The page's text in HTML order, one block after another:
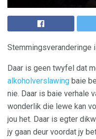
Stemmingsveranderinge
Daar is geen twyfel dat
alkoholverslawing baie
nie. Daar is baie verhale
wonderlik die lewe kan
jou het. Daar is egter
jy gaan deur voordat jy